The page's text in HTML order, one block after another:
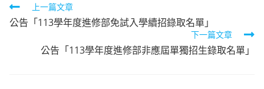
Read
more
articles
上一篇文章
公告「113學年度進修部免試入學續招錄取名單」
下一篇文章
公告「113學年度進修部非應屆單獨招生錄取名單」